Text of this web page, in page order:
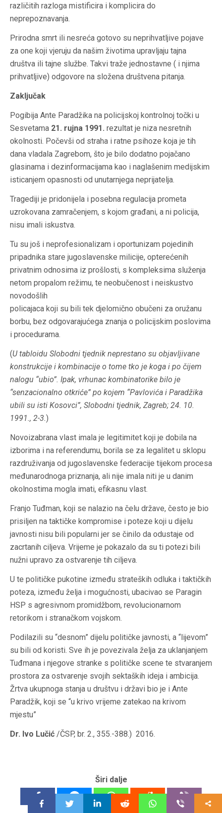
različitih razloga mistificira i komplicira do
neprepoznavanja.
Prirodna smrt ili nesreća gotovo su neprihvatljive pojave
za one koji vjeruju da našim životima upravljaju tajna
društva ili tajne službe. Takvi traže jednostavne ( i njima
prihvatljive) odgovore na složena društvena pitanja.
Zaključak
Pogibija Ante Paradžika na policijskoj kontrolnoj točki u
Sesvetama 21. rujna 1991. rezultat je niza nesretnih
okolnosti. Počevši od straha i ratne psihoze koja je tih
dana vladala Zagrebom, što je bilo dodatno pojačano
glasinama i dezinformacijama kao i naglašenim medijskim
isticanjem opasnosti od unutarnjega neprijatelja.
Tragediji je pridonijela i posebna regulacija prometa
uzrokovana zamračenjem, s kojom građani, a ni policija,
nisu imali iskustva.
Tu su još i neprofesionalizam i oportunizam pojedinih
pripadnika stare jugoslavenske milicije, opterećenih
privatnim odnosima iz prošlosti, s kompleksima služenja
netom propalom režimu, te neobučenost i neiskustvo
novodošlih
policajaca koji su bili tek djelomično obučeni za oružanu
borbu, bez odgovarajućega znanja o policijskim poslovima
i procedurama.
(U tabloidu Slobodni tjednik neprestano su objavljivane
konstrukcije i kombinacije o tome tko je koga i po čijem
nalogu “ubio”. Ipak, vrhunac kombinatorike bilo je
“senzacionalno otkriće” po kojem “Pavlovića i Paradžika
ubili su isti Kosovci”, Slobodni tjednik, Zagreb; 24. 10.
1991., 2-3.)
Novoizabrana vlast imala je legitimitet koji je dobila na
izborima i na referendumu, borila se za legalitet u sklopu
razdruživanja od jugoslavenske federacije tijekom procesa
međunarodnoga priznanja, ali nije imala niti je u danim
okolnostima mogla imati, efikasnu vlast.
Franjo Tuđman, koji se nalazio na čelu države, često je bio
prisiljen na taktičke kompromise i poteze koji u dijelu
javnosti nisu bili popularni jer se činilo da odustaje od
zacrtanih ciljeva. Vrijeme je pokazalo da su ti potezi bili
nužni upravo za ostvarenje tih ciljeva.
U te političke pukotine između strateških odluka i taktičkih
poteza, između želja i mogućnosti, ubacivao se Paragin
HSP s agresivnom promidžbom, revolucionarnom
retorikom i stranačkom vojskom.
Podilazili su “desnom” dijelu političke javnosti, a “lijevom”
su bili od koristi. Sve ih je povezivala želja za uklanjanjem
Tuđmana i njegove stranke s političke scene te stvaranjem
prostora za ostvarenje svojih sektaških ideja i ambicija.
Žrtva ukupnoga stanja u društvu i državi bio je i Ante
Paradžik, koji se “u krivo vrijeme zatekao na krivom
mjestu”
Dr. Ivo Lučić /ČSP, br. 2., 355.-388.) 2016.
Širi dalje